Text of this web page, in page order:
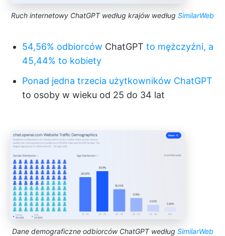
Ruch internetowy ChatGPT według krajów według SimilarWeb
54,56% odbiorców ChatGPT to mężczyźni, a
45,44% to kobiety
Ponad jedna trzecia użytkowników ChatGPT
to osoby w wieku od 25 do 34 lat
Dane demograficzne odbiorców ChatGPT według SimilarWeb